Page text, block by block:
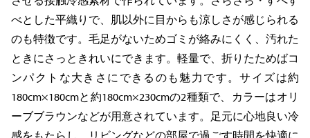
べとした平織りで、肌以外に目からも涼しさが感じられる
のも特徴です。毛足がないためゴミが絡みにくく、汚れた
ときにさっときれいにできます。軽量で、折りたためばコ
ンパクトな大きさにできるのも魅力です。サイズは約
180cm×180cmと約180cm×230cmの2種類で、カラーはオリ
ーブブラウンなどが用意されています。足元に心地良い冷
感をもたらし、リビングなどの部屋で過ごす時間を快適に